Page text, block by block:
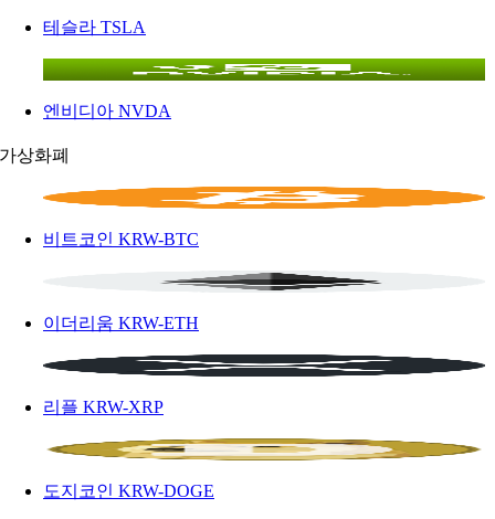
테슬라 TSLA
엔비디아 NVDA
가상화폐
비트코인 KRW-BTC
이더리움 KRW-ETH
리플 KRW-XRP
도지코인 KRW-DOGE